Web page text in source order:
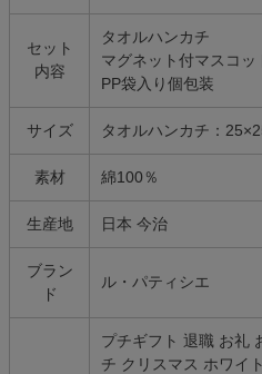
セット
内容
タオルハンカチ
マグネット付マスコッ
PP袋入り個包装
サイズ タオルハンカチ：
素材 綿100％
生産地 日本 今治
ブラン
ド
ル・パティシエ
プチギフト 退職 お礼
チ クリスマス ホワイ